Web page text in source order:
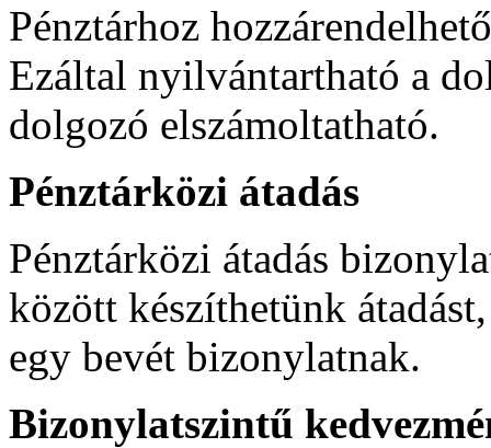
Pénztárhoz
Ezáltal nyilvántartható a
dolgozó elszámoltatható.
Pénztárközi átadás
Pénztárközi átadás
között készíthetünk
egy bevét bizonylatnak.
Bizonylatszintű